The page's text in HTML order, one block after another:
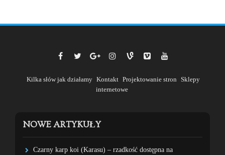
Kilka słów jak działamy Kontakt Projektowanie stron Sklepy
internetowe
NOWE ARTYKUŁY
Czarny karp koi (Karasu) – rzadkość dostępna na